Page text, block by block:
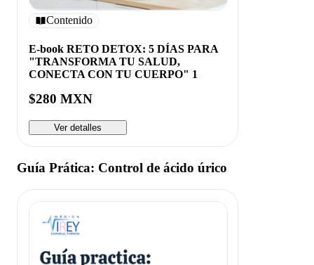
Contenido
E-book RETO DETOX: 5 DÍAS PARA
"TRANSFORMA TU SALUD,
CONECTA CON TU CUERPO" 1
$280 MXN
Ver detalles
Guía Prática: Control de ácido úrico